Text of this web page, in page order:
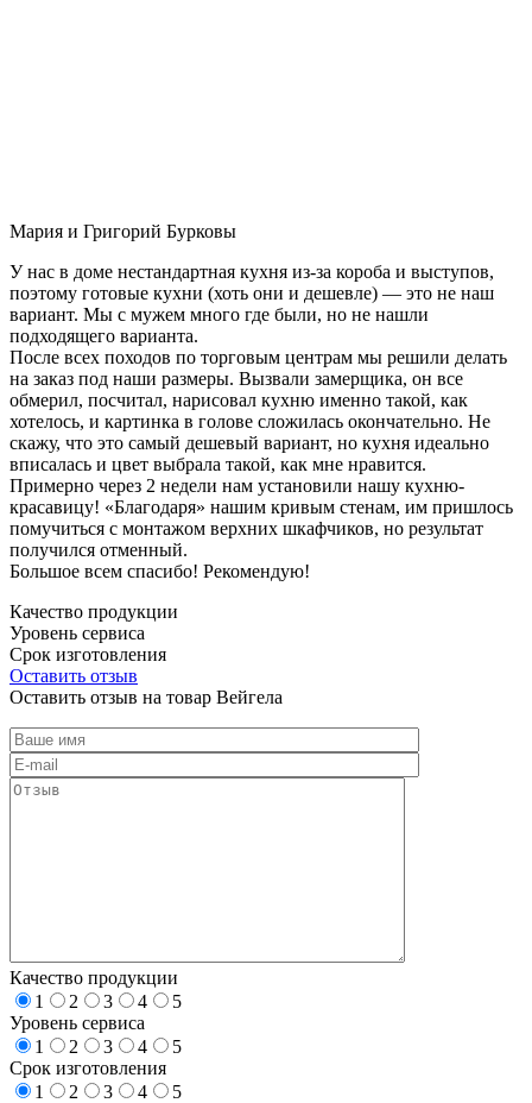
Мария и Григорий Бурковы
У нас в доме нестандартная кухня из-за короба и выступов,
поэтому готовые кухни (хоть они и дешевле) — это не наш
вариант. Мы с мужем много где были, но не нашли
подходящего варианта.
После всех походов по торговым центрам мы решили делать
на заказ под наши размеры. Вызвали замерщика, он все
обмерил, посчитал, нарисовал кухню именно такой, как
хотелось, и картинка в голове сложилась окончательно. Не
скажу, что это самый дешевый вариант, но кухня идеально
вписалась и цвет выбрала такой, как мне нравится.
Примерно через 2 недели нам установили нашу кухню-
красавицу! «Благодаря» нашим кривым стенам, им пришлось
помучиться с монтажом верхних шкафчиков, но результат
получился отменный.
Большое всем спасибо! Рекомендую!
Качество продукции
Уровень сервиса
Срок изготовления
Оставить отзыв
Оставить отзыв на товар Вейгела
Качество продукции
1
2 3 4
5
Уровень сервиса
1
2 3 4
5
Срок изготовления
1
2 3 4
5